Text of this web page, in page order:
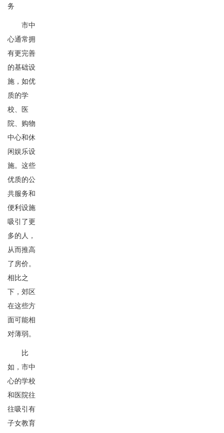
务
市中
心通常拥
有更完善
的基础设
施，如优
质的学
校、医
院、购物
中心和休
闲娱乐设
施。这些
优质的公
共服务和
便利设施
吸引了更
多的人，
从而推高
了房价。
相比之
下，郊区
在这些方
面可能相
对薄弱。
比
如，市中
心的学校
和医院往
往吸引有
子女教育